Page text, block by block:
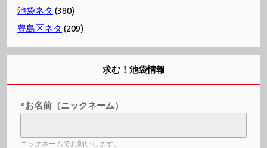
池袋ネタ (380)
豊島区ネタ (209)
求む！池袋情報
*お名前（ニックネーム）
ニックネームでお願いします。